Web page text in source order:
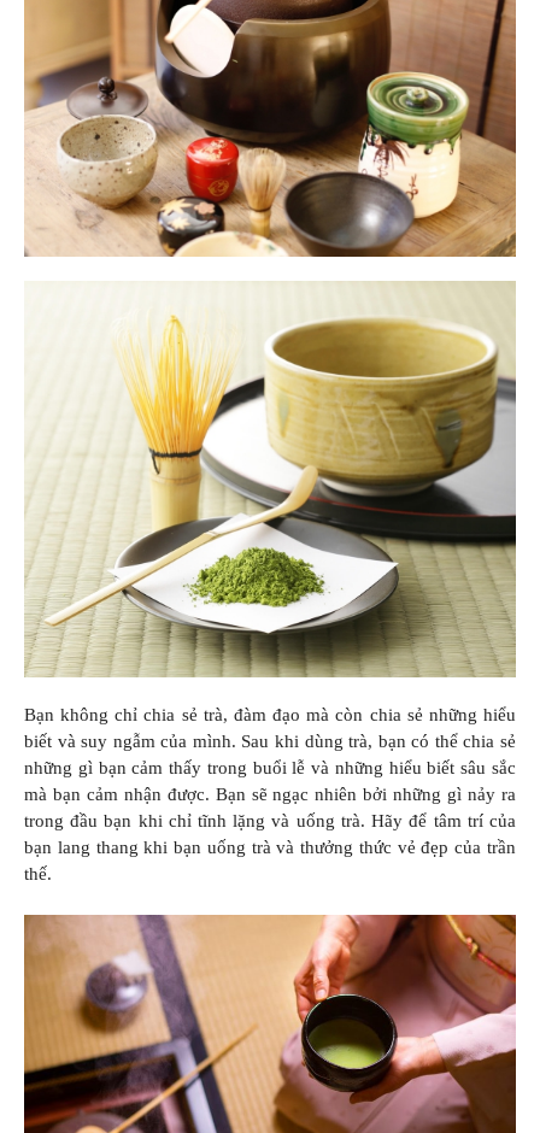
Bạn không chỉ chia sẻ trà, đàm đạo mà còn chia sẻ những hiểu
biết và suy ngẫm của mình. Sau khi dùng trà, bạn có thể chia sẻ
những gì bạn cảm thấy trong buổi lễ và những hiểu biết sâu sắc
mà bạn cảm nhận được. Bạn sẽ ngạc nhiên bởi những gì nảy ra
trong đầu bạn khi chỉ tĩnh lặng và uống trà. Hãy để tâm trí của
bạn lang thang khi bạn uống trà và thưởng thức vẻ đẹp của trần
thế.